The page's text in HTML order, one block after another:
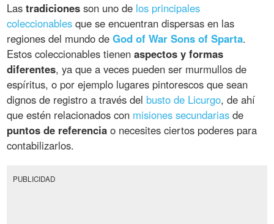
Lastradiciones son uno de los principales
coleccionables que se encuentran dispersas en las
regiones del mundo deGod of War Sons of Sparta.
Estos coleccionables tienenaspectos y formas
diferentes, ya que a veces pueden ser murmullos de
espíritus, o por ejemplo lugares pintorescos que sean
dignos de registro a través del busto de Licurgo, de ahí
que estén relacionados con misiones secundarias de
puntos de referencia o necesites ciertos poderes para
contabilizarlos.
PUBLICIDAD